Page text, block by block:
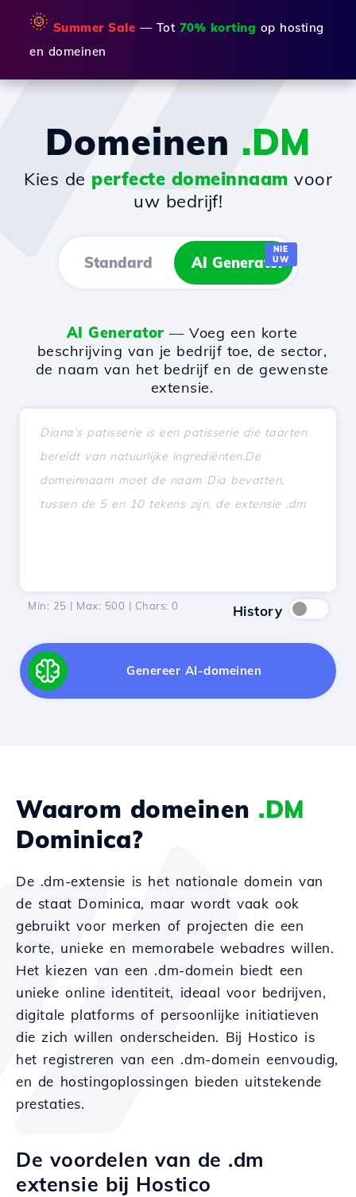
🌞 Summer Sale — Tot 70% korting op hosting
en domeinen
Domeinen .DM
Kies de perfecte domeinnaam voor
uw bedrijf!
Standard AI Generator
NIE
UW
AI Generator — Voeg een korte
beschrijving van je bedrijf toe, de sector,
de naam van het bedrijf en de gewenste
extensie.
Min: 25 | Max: 500 | Chars: 0 History
Genereer AI-domeinen
Waarom domeinen .DM
Dominica?
De .dm-extensie is het nationale domein van
de staat Dominica, maar wordt vaak ook
gebruikt voor merken of projecten die een
korte, unieke en memorabele webadres willen.
Het kiezen van een .dm-domein biedt een
unieke online identiteit, ideaal voor bedrijven,
digitale platforms of persoonlijke initiatieven
die zich willen onderscheiden. Bij Hostico is
het registreren van een .dm-domein eenvoudig,
en de hostingoplossingen bieden uitstekende
prestaties.
De voordelen van de .dm
extensie bij Hostico